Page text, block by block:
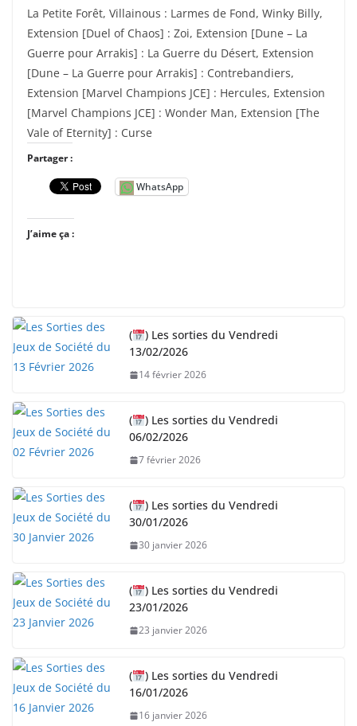
La Petite Forêt, Villainous : Larmes de Fond, Winky Billy,
Extension [Duel of Chaos] : Zoi, Extension [Dune – La
Guerre pour Arrakis] : La Guerre du Désert, Extension
[Dune – La Guerre pour Arrakis] : Contrebandiers,
Extension [Marvel Champions JCE] : Hercules, Extension
[Marvel Champions JCE] : Wonder Man, Extension [The
Vale of Eternity] : Curse
Partager :
WhatsApp
J’aime ça :
(
) Les sorties du Vendredi
13/02/2026
14 février 2026
(
) Les sorties du Vendredi
06/02/2026
7 février 2026
(
) Les sorties du Vendredi
30/01/2026
30 janvier 2026
(
) Les sorties du Vendredi
23/01/2026
23 janvier 2026
(
) Les sorties du Vendredi
16/01/2026
16 janvier 2026